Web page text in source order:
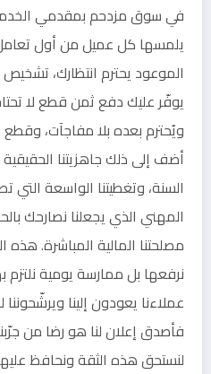
في سوق مزدحم بمقدمي
يلمسها كل عميل من أول
الموعود يحترم انتظارك، تشخيص
يوفّر عليك دفع ثمن قطع لا
ويُحترم بعده بلا مفاجآت،
أضف إلى ذلك جاهزيتنا
السنة، وتغطيتنا الواسعة التي
المهني الذي يجعلنا نصارحك
مصلحتنا المالية المباشرة.
نرفعها بل ممارسة يومية
عملاءنا يعودون إلينا
فأصدق إعلان لنا هو رضا من
لنستحق هذه الثقة ونحافظ